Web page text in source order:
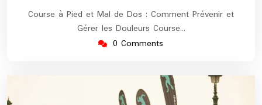
Course à Pied et Mal de Dos : Comment Prévenir et
Gérer les Douleurs Course…
0 Comments